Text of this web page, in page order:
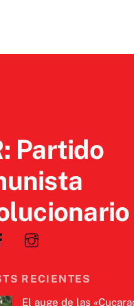
Partido
RECIENTES
El auge de las